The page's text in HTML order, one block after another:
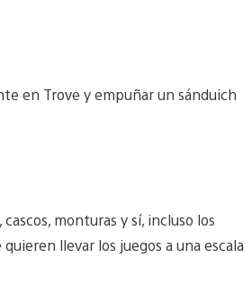
en Trove y empuñar un sánduich
monturas y sí, incluso los
llevar los juegos a una escala